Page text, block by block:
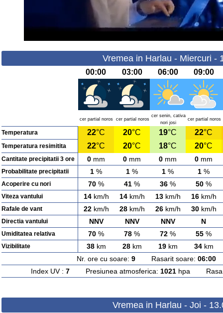
Vremea in Harlau - Miercuri -
00:00 03:00 06:00 09:00
cer partial noros cer partial noros
cer senin, cativa
nori josi
cer partial noros
Temperatura 22°C 20°C 19°C 22°C
Temperatura resimitita 22°C 20°C 18°C 20°C
Cantitate precipitatii 3 ore 0 mm 0 mm 0 mm 0 mm
Probabilitate precipitatii 1 % 1 % 1 % 1 %
Acoperire cu nori 70 % 41 % 36 % 50 %
Viteza vantului 14km/h 14km/h 13km/h 16km/h
Rafale de vant 22km/h 28km/h 26km/h 30km/h
Directia vantului NNV NNV NNV N
Umiditatea relativa 70 % 78 % 72 % 55 %
Vizibilitate 38km 28km 19km 34km
Nr. ore cu soare: 9Rasarit soare: 06:00
Index UV : 7Presiunea atmosferica: 1021hpa
Vremea in Harlau - Joi -